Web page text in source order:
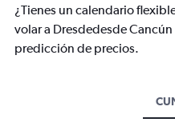
¿Tienes un calendario
volar a Dresdedesde
predicción de precios.